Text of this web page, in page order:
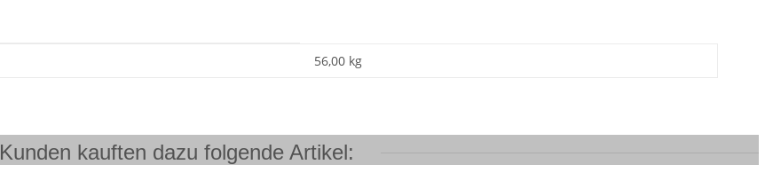
56,00 kg
Kunden kauften dazu folgende Artikel: